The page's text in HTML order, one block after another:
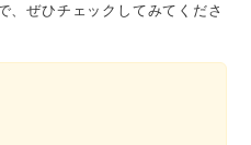
、ぜひチェックしてみてくださ